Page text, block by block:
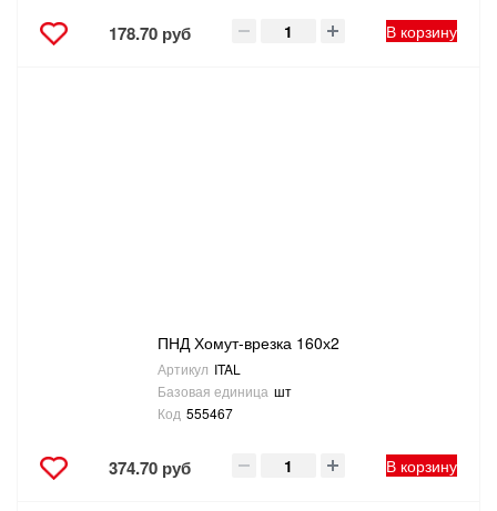
178.70 руб В корзину
ПНД Хомут-врезка 160х2
Артикул ITAL
Базовая единица шт
Код 555467
374.70 руб В корзину